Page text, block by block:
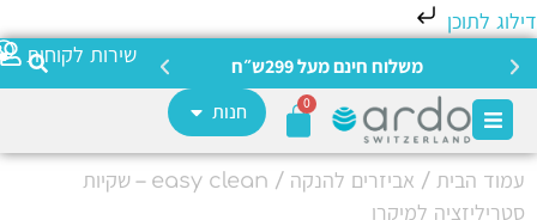
לתוכן
שירות לקוחות
משלוח חינם מעל 299ש״ח צריכה
חנות
עמוד הבית/אביזרים להנקה
/ easy clean – שקיות
סטריליזציה למיקרו